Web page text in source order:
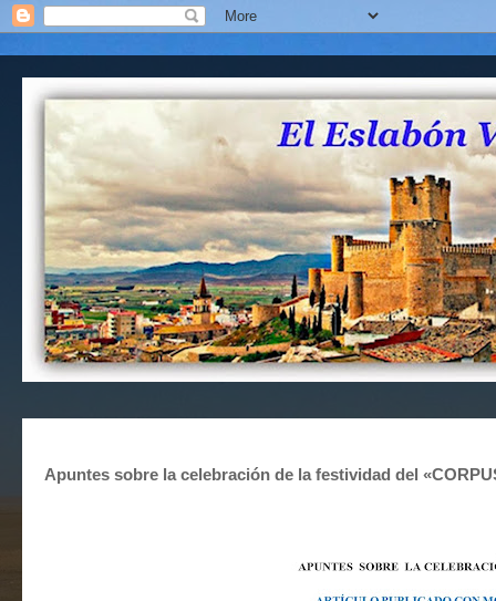
Apuntes sobre la celebración de la festividad del